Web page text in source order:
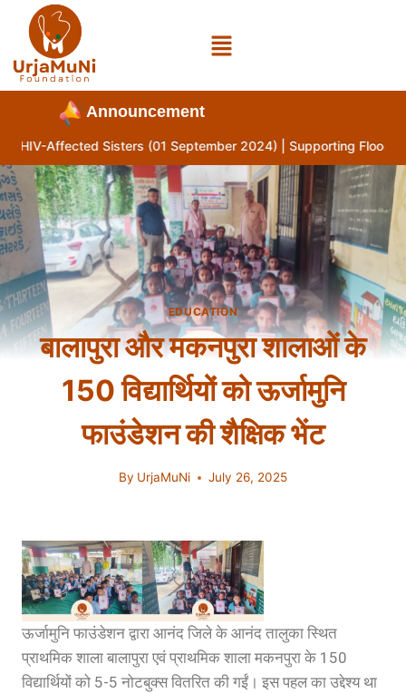
Announcement
Affected Sisters (01 September 2024) | Supporting Flood-
EDUCATION
बालापुरा और मकनपुरा शालाओं के
150 विद्यार्थियों को ऊर्जामुनि
फाउंडेशन की शैक्षिक भेंट
By UrjaMuNi July 26, 2025
ऊर्जामुनि फाउंडेशन द्वारा आनंद जिले के आनंद तालुका स्थित
प्राथमिक शाला बालापुरा एवं प्राथमिक शाला मकनपुरा के 150
विद्यार्थियों को 5-5 नोटबुक्स वितरित की गईं। इस पहल का उद्देश्य था